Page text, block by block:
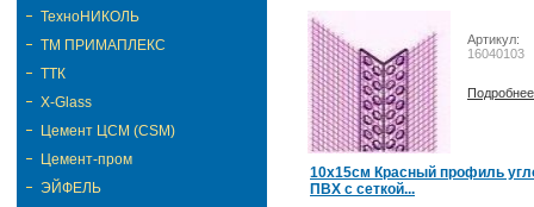
ТехноНИКОЛЬ
ТМ ПРИМАПЛЕКС
ТТК
Х-Glass
Цемент ЦСМ (CSM)
Цемент-пром
ЭЙФЕЛЬ
Артикул:
16040103
10х15см Красный профиль
ПВХ с сеткой...